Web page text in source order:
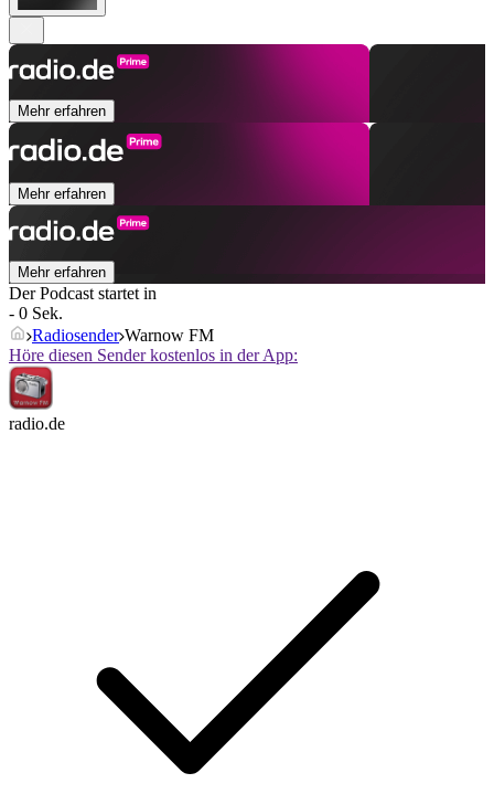
Mehr erfahren
Mehr erfahren
Mehr erfahren
Der Podcast startet in
- 0 Sek.
Radiosender Warnow FM
Höre diesen Sender kostenlos in der App:
radio.de